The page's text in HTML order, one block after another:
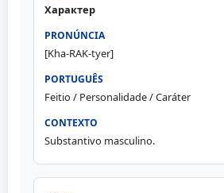
Характер
[Kha-RAK-tyer]
Feitio / Personalidade / Caráter
Substantivo masculino.